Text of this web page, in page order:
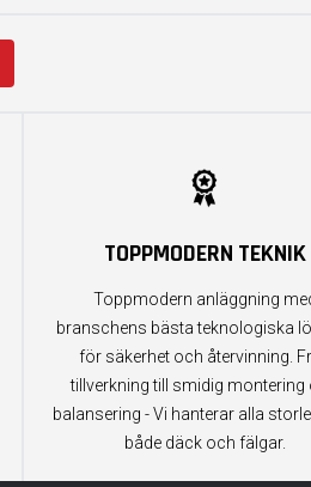
TOPPMODERN TEKNIK
Toppmodern anläggning
branschens bästa teknologiska
för säkerhet och återvinning.
tillverkning till smidig montering
balansering - Vi hanterar alla
både däck och fälgar.